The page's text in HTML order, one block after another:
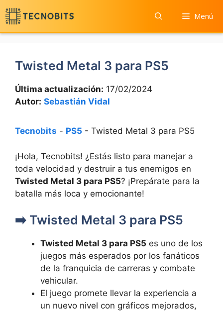
Saltar
al
contenido
Menú
Twisted Metal 3 para PS5
Última actualización: 17/02/2024
Autor: Sebastián Vidal
Tecnobits - PS5 - Twisted Metal 3 para PS5
¡Hola, Tecnobits! ¿Estás listo para manejar a
toda velocidad y destruir a tus enemigos en
Twisted Metal 3 para PS5? ¡Prepárate para la
batalla más loca y emocionante!
➡️ Twisted Metal 3 para PS5
Twisted Metal 3 para PS5 es uno de los
juegos más esperados por los fanáticos
de la franquicia de carreras y combate
vehicular.
El juego promete llevar la experiencia a
un nuevo nivel con gráficos mejorados,